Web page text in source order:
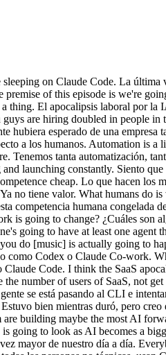
los CLIs han terminado. Today my guest is Dan Shipper, CEO and founder of Every. Mi invitado de hoy es Dan Shipper, CEO y fundador de Every. Dan and his team are building maybe the most AI forward startup out there. Dan y su equipo están construyendo quizás la startup más volcada en la IA que existe. And as a result, are very much living in the future of how work is going to look as AI becomes a bigger and bigger part of our day-to-day. Y como resultado, están viviendo muy de cerca el futuro de cómo va a ser el trabajo a medida que la IA se convierte en una parte cada vez mayor de nuestro día a día. Everybody at their company, including every non-technical person, uses Codex and Co-work and Claude Code to get much of their work done. Todos en su empresa, incluidas todas las personas no técnicas, usan Codex, Co-work y Claude Code para hacer gran parte de su trabajo. And this is why, way before [music] anybody else, Dan saw the rise of Claude Code and what is now Cohere, which he predicted almost a year ago when he was on the podcast last [music] time. Y por eso, mucho antes que nadie, Dan vio el ascenso de Claude Code y lo que ahora es Cohere, algo que predijo hace casi un año cuando estuvo en el podcast. So, I asked Dan to come back on the podcast to share his current biggest predictions for how work is [music] going to change over the coming year for most people. Así que le pedí a Dan que volviera al podcast para compartir sus mayores predicciones actuales sobre cómo va a cambiar el trabajo para la mayoría de la gente en el próximo